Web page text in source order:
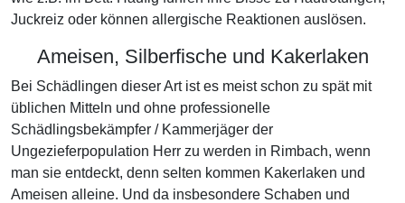
Juckreiz oder können allergische Reaktionen auslösen.
Ameisen, Silberfische und Kakerlaken
Bei Schädlingen dieser Art ist es meist schon zu spät mit
üblichen Mitteln und ohne professionelle
Schädlingsbekämpfer / Kammerjäger der
Ungezieferpopulation Herr zu werden in Rimbach, wenn
man sie entdeckt, denn selten kommen Kakerlaken und
Ameisen alleine. Und da insbesondere Schaben und